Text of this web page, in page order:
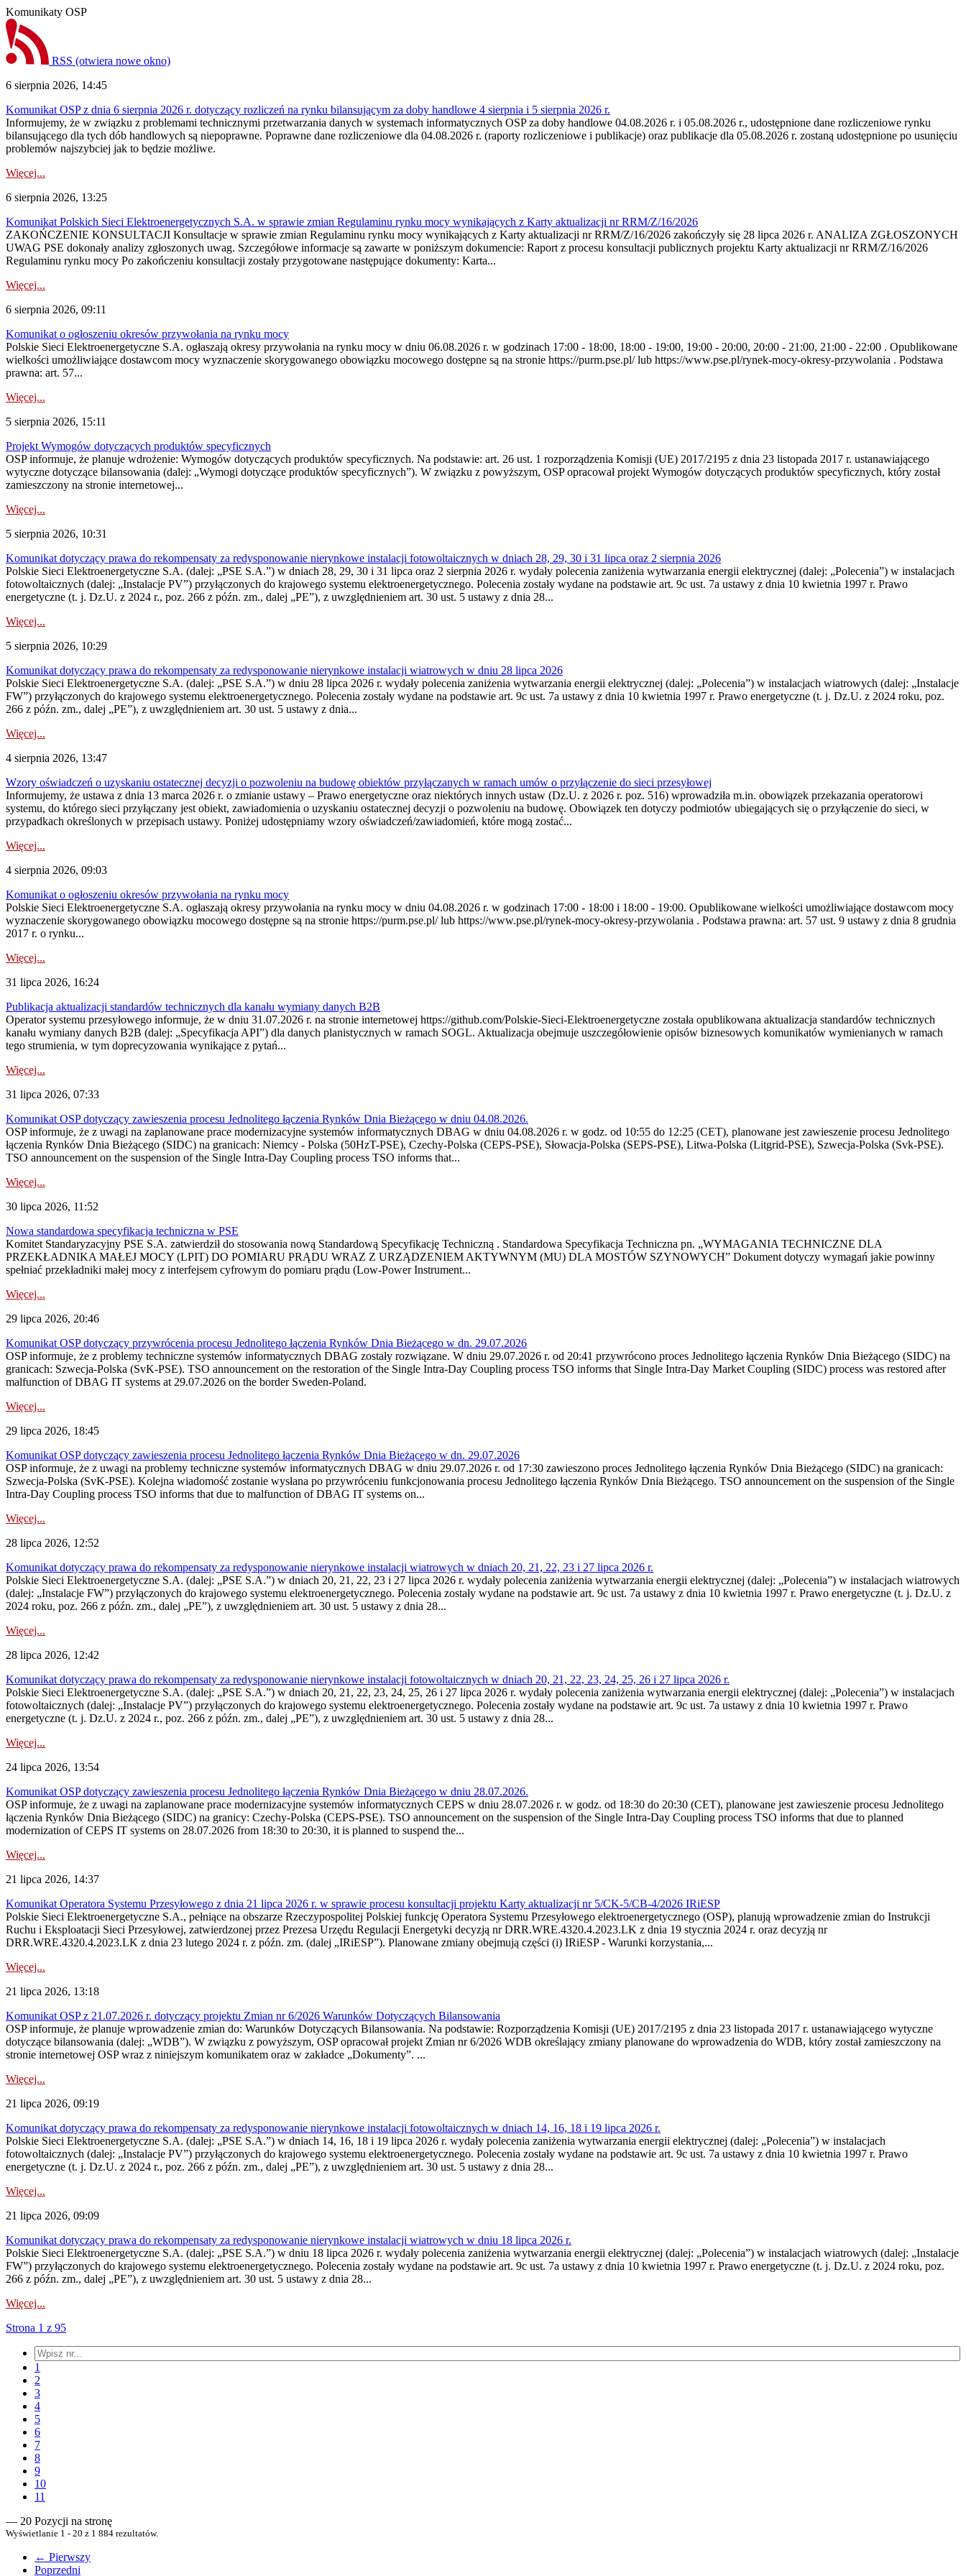
Komunikaty OSP
RSS (otwiera nowe okno)
6 sierpnia 2026, 14:45
Komunikat OSP z dnia 6 sierpnia 2026 r. dotyczący rozliczeń na rynku bilansującym za doby handlowe 4 sierpnia i 5 sierpnia 2026 r.
Informujemy, że w związku z problemami technicznymi przetwarzania danych w systemach informatycznych OSP za doby handlowe 04.08.2026 r. i 05.08.2026 r., udostępnione dane rozliczeniowe rynku
bilansującego dla tych dób handlowych są niepoprawne. Poprawne dane rozliczeniowe dla 04.08.2026 r. (raporty rozliczeniowe i publikacje) oraz publikacje dla 05.08.2026 r. zostaną udostępnione po usunięciu
problemów najszybciej jak to będzie możliwe.
Więcej...
6 sierpnia 2026, 13:25
Komunikat Polskich Sieci Elektroenergetycznych S.A. w sprawie zmian Regulaminu rynku mocy wynikających z Karty aktualizacji nr RRM/Z/16/2026
ZAKOŃCZENIE KONSULTACJI Konsultacje w sprawie zmian Regulaminu rynku mocy wynikających z Karty aktualizacji nr RRM/Z/16/2026 zakończyły się 28 lipca 2026 r. ANALIZA ZGŁOSZONYCH
UWAG PSE dokonały analizy zgłoszonych uwag. Szczegółowe informacje są zawarte w poniższym dokumencie: Raport z procesu konsultacji publicznych projektu Karty aktualizacji nr RRM/Z/16/2026
Regulaminu rynku mocy Po zakończeniu konsultacji zostały przygotowane następujące dokumenty: Karta...
Więcej...
6 sierpnia 2026, 09:11
Komunikat o ogłoszeniu okresów przywołania na rynku mocy
Polskie Sieci Elektroenergetyczne S.A. ogłaszają okresy przywołania na rynku mocy w dniu 06.08.2026 r. w godzinach 17:00 - 18:00, 18:00 - 19:00, 19:00 - 20:00, 20:00 - 21:00, 21:00 - 22:00 . Opublikowane
wielkości umożliwiające dostawcom mocy wyznaczenie skorygowanego obowiązku mocowego dostępne są na stronie https://purm.pse.pl/ lub https://www.pse.pl/rynek-mocy-okresy-przywolania . Podstawa
prawna: art. 57...
Więcej...
5 sierpnia 2026, 15:11
Projekt Wymogów dotyczących produktów specyficznych
OSP informuje, że planuje wdrożenie: Wymogów dotyczących produktów specyficznych. Na podstawie: art. 26 ust. 1 rozporządzenia Komisji (UE) 2017/2195 z dnia 23‍ listopada 2017 r. ustanawiającego
wytyczne dotyczące bilansowania (dalej: „Wymogi dotyczące produktów specyficznych”). W związku z powyższym, OSP opracował projekt Wymogów dotyczących produktów specyficznych, który został
zamieszczony na stronie internetowej...
Więcej...
5 sierpnia 2026, 10:31
Komunikat dotyczący prawa do rekompensaty za redysponowanie nierynkowe instalacji fotowoltaicznych w dniach 28, 29, 30 i 31 lipca oraz 2 sierpnia 2026
Polskie Sieci Elektroenergetyczne S.A. (dalej: „PSE S.A.”) w dniach 28, 29, 30 i 31 lipca oraz 2 sierpnia 2026 r. wydały polecenia zaniżenia wytwarzania energii elektrycznej (dalej: „Polecenia”) w instalacjach
fotowoltaicznych (dalej: „Instalacje PV”) przyłączonych do krajowego systemu elektroenergetycznego. Polecenia zostały wydane na podstawie art. 9c ust. 7a ustawy z dnia 10 kwietnia 1997 r. Prawo
energetyczne (t. j. Dz.U. z 2024 r., poz. 266 z późn. zm., dalej „PE”), z uwzględnieniem art. 30 ust. 5 ustawy z dnia 28...
Więcej...
5 sierpnia 2026, 10:29
Komunikat dotyczący prawa do rekompensaty za redysponowanie nierynkowe instalacji wiatrowych w dniu 28 lipca 2026
Polskie Sieci Elektroenergetyczne S.A. (dalej: „PSE S.A.”) w dniu 28 lipca 2026 r. wydały polecenia zaniżenia wytwarzania energii elektrycznej (dalej: „Polecenia”) w instalacjach wiatrowych (dalej: „Instalacje
FW”) przyłączonych do krajowego systemu elektroenergetycznego. Polecenia zostały wydane na podstawie art. 9c ust. 7a ustawy z dnia 10 kwietnia 1997 r. Prawo energetyczne (t. j. Dz.U. z 2024 roku, poz.
266 z późn. zm., dalej „PE”), z uwzględnieniem art. 30 ust. 5 ustawy z dnia...
Więcej...
4 sierpnia 2026, 13:47
Wzory oświadczeń o uzyskaniu ostatecznej decyzji o pozwoleniu na budowę obiektów przyłączanych w ramach umów o przyłączenie do sieci przesyłowej
Informujemy, że ustawa z dnia 13 marca 2026 r. o zmianie ustawy – Prawo energetyczne oraz niektórych innych ustaw (Dz.U. z 2026 r. poz. 516) wprowadziła m.in. obowiązek przekazania operatorowi
systemu, do którego sieci przyłączany jest obiekt, zawiadomienia o uzyskaniu ostatecznej decyzji o pozwoleniu na budowę. Obowiązek ten dotyczy podmiotów ubiegających się o przyłączenie do sieci, w
przypadkach określonych w przepisach ustawy. Poniżej udostępniamy wzory oświadczeń/zawiadomień, które mogą zostać...
Więcej...
4 sierpnia 2026, 09:03
Komunikat o ogłoszeniu okresów przywołania na rynku mocy
Polskie Sieci Elektroenergetyczne S.A. ogłaszają okresy przywołania na rynku mocy w dniu 04.08.2026 r. w godzinach 17:00 - 18:00 i 18:00 - 19:00. Opublikowane wielkości umożliwiające dostawcom mocy
wyznaczenie skorygowanego obowiązku mocowego dostępne są na stronie https://purm.pse.pl/ lub https://www.pse.pl/rynek-mocy-okresy-przywolania . Podstawa prawna: art. 57 ust. 9 ustawy z dnia 8 grudnia
2017 r. o rynku...
Więcej...
31 lipca 2026, 16:24
Publikacja aktualizacji standardów technicznych dla kanału wymiany danych B2B
Operator systemu przesyłowego informuje, że w dniu 31.07.2026 r. na stronie internetowej https://github.com/Polskie-Sieci-Elektroenergetyczne została opublikowana aktualizacja standardów technicznych
kanału wymiany danych B2B (dalej: „Specyfikacja API”) dla danych planistycznych w ramach SOGL. Aktualizacja obejmuje uszczegółowienie opisów biznesowych komunikatów wymienianych w ramach
tego strumienia, w tym doprecyzowania wynikające z pytań...
Więcej...
31 lipca 2026, 07:33
Komunikat OSP dotyczący zawieszenia procesu Jednolitego łączenia Rynków Dnia Bieżącego w dniu 04.08.2026.
OSP informuje, że z uwagi na zaplanowane prace modernizacyjne systemów informatycznych DBAG w dniu 04.08.2026 r. w godz. od 10:55 do 12:25 (CET), planowane jest zawieszenie procesu Jednolitego
łączenia Rynków Dnia Bieżącego (SIDC) na granicach: Niemcy - Polska (50HzT-PSE), Czechy-Polska (CEPS-PSE), Słowacja-Polska (SEPS-PSE), Litwa-Polska (Litgrid-PSE), Szwecja-Polska (Svk-PSE).
TSO announcement on the suspension of the Single Intra-Day Coupling process TSO informs that...
Więcej...
30 lipca 2026, 11:52
Nowa standardowa specyfikacja techniczna w PSE
Komitet Standaryzacyjny PSE S.A. zatwierdził do stosowania nową Standardową Specyfikację Techniczną . Standardowa Specyfikacja Techniczna pn. „WYMAGANIA TECHNICZNE DLA
PRZEKŁADNIKA MAŁEJ MOCY (LPIT) DO POMIARU PRĄDU WRAZ Z URZĄDZENIEM AKTYWNYM (MU) DLA MOSTÓW SZYNOWYCH” Dokument dotyczy wymagań jakie powinny
spełniać przekładniki małej mocy z interfejsem cyfrowym do pomiaru prądu (Low-Power Instrument...
Więcej...
29 lipca 2026, 20:46
Komunikat OSP dotyczący przywrócenia procesu Jednolitego łączenia Rynków Dnia Bieżącego w dn. 29.07.2026
OSP informuje, że z problemy techniczne systemów informatycznych DBAG zostały rozwiązane. W dniu 29.07.2026 r. od 20:41 przywrócono proces Jednolitego łączenia Rynków Dnia Bieżącego (SIDC) na
granicach: Szwecja-Polska (SvK-PSE). TSO announcement on the restoration of the Single Intra-Day Coupling process TSO informs that Single Intra-Day Market Coupling (SIDC) process was restored after
malfunction of DBAG IT systems at 29.07.2026 on the border Sweden-Poland.
Więcej...
29 lipca 2026, 18:45
Komunikat OSP dotyczący zawieszenia procesu Jednolitego łączenia Rynków Dnia Bieżącego w dn. 29.07.2026
OSP informuje, że z uwagi na problemy techniczne systemów informatycznych DBAG w dniu 29.07.2026 r. od 17:30 zawieszono proces Jednolitego łączenia Rynków Dnia Bieżącego (SIDC) na granicach:
Szwecja-Polska (SvK-PSE). Kolejna wiadomość zostanie wysłana po przywróceniu funkcjonowania procesu Jednolitego łączenia Rynków Dnia Bieżącego. TSO announcement on the suspension of the Single
Intra-Day Coupling process TSO informs that due to malfunction of DBAG IT systems on...
Więcej...
28 lipca 2026, 12:52
Komunikat dotyczący prawa do rekompensaty za redysponowanie nierynkowe instalacji wiatrowych w dniach 20, 21, 22, 23 i 27 lipca 2026 r.
Polskie Sieci Elektroenergetyczne S.A. (dalej: „PSE S.A.”) w dniach 20, 21, 22, 23 i 27 lipca 2026 r. wydały polecenia zaniżenia wytwarzania energii elektrycznej (dalej: „Polecenia”) w instalacjach wiatrowych
(dalej: „Instalacje FW”) przyłączonych do krajowego systemu elektroenergetycznego. Polecenia zostały wydane na podstawie art. 9c ust. 7a ustawy z dnia 10 kwietnia 1997 r. Prawo energetyczne (t. j. Dz.U. z
2024 roku, poz. 266 z późn. zm., dalej „PE”), z uwzględnieniem art. 30 ust. 5 ustawy z dnia 28...
Więcej...
28 lipca 2026, 12:42
Komunikat dotyczący prawa do rekompensaty za redysponowanie nierynkowe instalacji fotowoltaicznych w dniach 20, 21, 22, 23, 24, 25, 26 i 27 lipca 2026 r.
Polskie Sieci Elektroenergetyczne S.A. (dalej: „PSE S.A.”) w dniach 20, 21, 22, 23, 24, 25, 26 i 27 lipca 2026 r. wydały polecenia zaniżenia wytwarzania energii elektrycznej (dalej: „Polecenia”) w instalacjach
fotowoltaicznych (dalej: „Instalacje PV”) przyłączonych do krajowego systemu elektroenergetycznego. Polecenia zostały wydane na podstawie art. 9c ust. 7a ustawy z dnia 10 kwietnia 1997 r. Prawo
energetyczne (t. j. Dz.U. z 2024 r., poz. 266 z późn. zm., dalej „PE”), z uwzględnieniem art. 30 ust. 5 ustawy z dnia 28...
Więcej...
24 lipca 2026, 13:54
Komunikat OSP dotyczący zawieszenia procesu Jednolitego łączenia Rynków Dnia Bieżącego w dniu 28.07.2026.
OSP informuje, że z uwagi na zaplanowane prace modernizacyjne systemów informatycznych CEPS w dniu 28.07.2026 r. w godz. od 18:30 do 20:30 (CET), planowane jest zawieszenie procesu Jednolitego
łączenia Rynków Dnia Bieżącego (SIDC) na granicy: Czechy-Polska (CEPS-PSE). TSO announcement on the suspension of the Single Intra-Day Coupling process TSO informs that due to planned
modernization of CEPS IT systems on 28.07.2026 from 18:30 to 20:30, it is planned to suspend the...
Więcej...
21 lipca 2026, 14:37
Komunikat Operatora Systemu Przesyłowego z dnia 21 lipca 2026 r. w sprawie procesu konsultacji projektu Karty aktualizacji nr 5/CK-5/CB-4/2026 IRiESP
Polskie Sieci Elektroenergetyczne S.A., pełniące na obszarze Rzeczypospolitej Polskiej funkcję Operatora Systemu Przesyłowego elektroenergetycznego (OSP), planują wprowadzenie zmian do Instrukcji
Ruchu i Eksploatacji Sieci Przesyłowej, zatwierdzonej przez Prezesa Urzędu Regulacji Energetyki decyzją nr DRR.WRE.4320.4.2023.LK z dnia 19 stycznia 2024 r. oraz decyzją nr
DRR.WRE.4320.4.2023.LK z dnia 23 lutego 2024 r. z późn. zm. (dalej „IRiESP”). Planowane zmiany obejmują części (i) IRiESP - Warunki korzystania,...
Więcej...
21 lipca 2026, 13:18
Komunikat OSP z 21.07.2026 r. dotyczący projektu Zmian nr 6/2026 Warunków Dotyczących Bilansowania
OSP informuje, że planuje wprowadzenie zmian do: Warunków Dotyczących Bilansowania. Na podstawie: Rozporządzenia Komisji (UE) 2017/2195 z dnia 23‍ listopada 2017 r. ustanawiającego wytyczne
dotyczące bilansowania (dalej: „WDB”). W związku z powyższym, OSP opracował projekt Zmian nr 6/2026 WDB określający zmiany planowane do wprowadzenia do WDB, który został zamieszczony na
stronie internetowej OSP wraz z niniejszym komunikatem oraz w zakładce „Dokumenty”. ...
Więcej...
21 lipca 2026, 09:19
Komunikat dotyczący prawa do rekompensaty za redysponowanie nierynkowe instalacji fotowoltaicznych w dniach 14, 16, 18 i 19 lipca 2026 r.
Polskie Sieci Elektroenergetyczne S.A. (dalej: „PSE S.A.”) w dniach 14, 16, 18 i 19 lipca 2026 r. wydały polecenia zaniżenia wytwarzania energii elektrycznej (dalej: „Polecenia”) w instalacjach
fotowoltaicznych (dalej: „Instalacje PV”) przyłączonych do krajowego systemu elektroenergetycznego. Polecenia zostały wydane na podstawie art. 9c ust. 7a ustawy z dnia 10 kwietnia 1997 r. Prawo
energetyczne (t. j. Dz.U. z 2024 r., poz. 266 z późn. zm., dalej „PE”), z uwzględnieniem art. 30 ust. 5 ustawy z dnia 28...
Więcej...
21 lipca 2026, 09:09
Komunikat dotyczący prawa do rekompensaty za redysponowanie nierynkowe instalacji wiatrowych w dniu 18 lipca 2026 r.
Polskie Sieci Elektroenergetyczne S.A. (dalej: „PSE S.A.”) w dniu 18 lipca 2026 r. wydały polecenia zaniżenia wytwarzania energii elektrycznej (dalej: „Polecenia”) w instalacjach wiatrowych (dalej: „Instalacje
FW”) przyłączonych do krajowego systemu elektroenergetycznego. Polecenia zostały wydane na podstawie art. 9c ust. 7a ustawy z dnia 10 kwietnia 1997 r. Prawo energetyczne (t. j. Dz.U. z 2024 roku, poz.
266 z późn. zm., dalej „PE”), z uwzględnieniem art. 30 ust. 5 ustawy z dnia 28...
Więcej...
Strona 1 z 95
1
2
3
4
5
6
7
8
9
10
11
— 20 Pozycji na stronę
Wyświetlanie 1 - 20 z 1 884 rezultatów.
← Pierwszy
Poprzedni